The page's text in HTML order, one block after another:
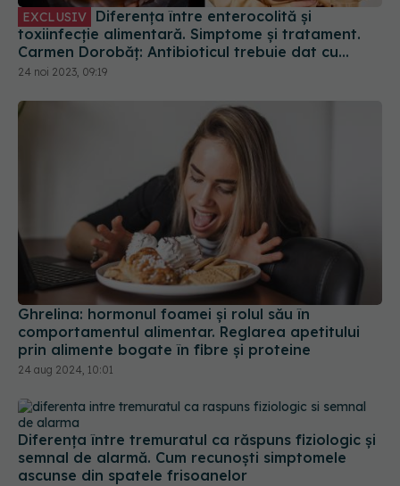
EXCLUSIV
toxiinfecție alimentară. Simptome și tratament.
Carmen Dorobăț: Antibioticul trebuie dat cu
discernământ!
24 noi 2023, 09:19
Ghrelina: hormonul foamei și rolul său în
comportamentul alimentar. Reglarea apetitului
prin alimente bogate în fibre și proteine
24 aug 2024, 10:01
Diferența între tremuratul ca răspuns fiziologic și
semnal de alarmă. Cum recunoști simptomele
ascunse din spatele frisoanelor